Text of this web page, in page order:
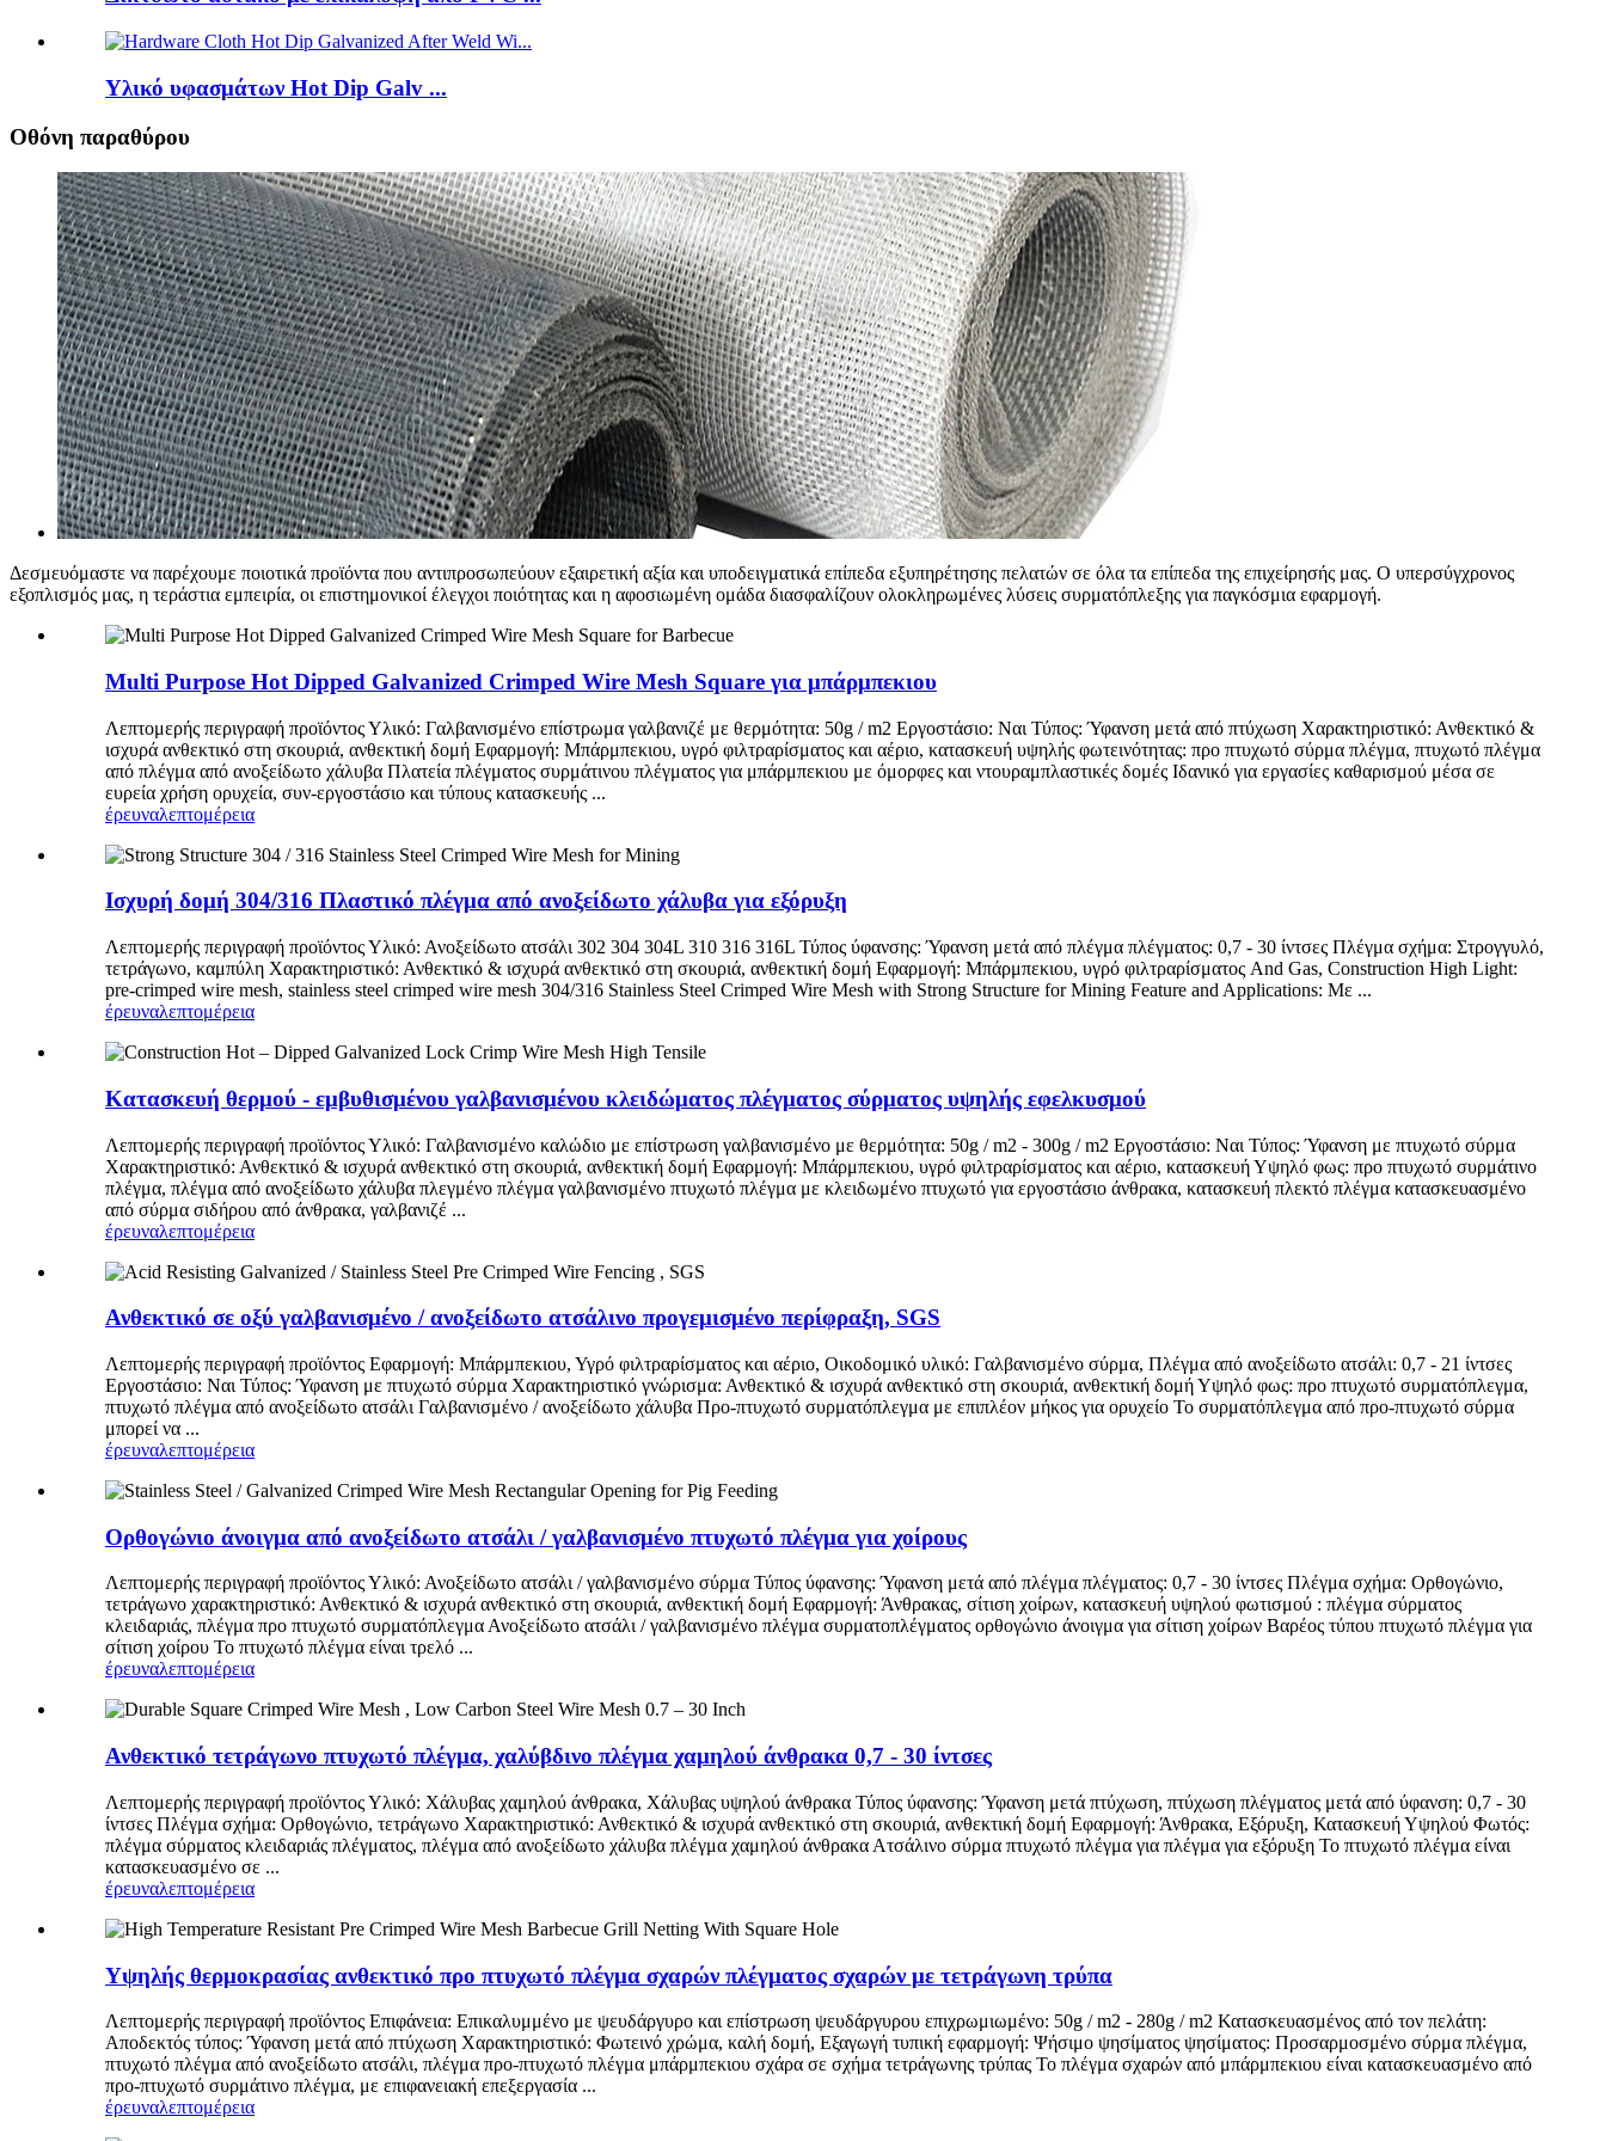
Υλικό υφασμάτων Hot Dip Galv ...
Οθόνη παραθύρου
Δεσμευόμαστε να παρέχουμε ποιοτικά προϊόντα που αντιπροσωπεύουν εξαιρετική αξία και υποδειγματικά επίπεδα εξυπηρέτησης πελατών σε όλα τα επίπεδα της επιχείρησής μας. Ο υπερσύγχρονος
εξοπλισμός μας, η τεράστια εμπειρία, οι επιστημονικοί έλεγχοι ποιότητας και η αφοσιωμένη ομάδα διασφαλίζουν ολοκληρωμένες λύσεις συρματόπλεξης για παγκόσμια εφαρμογή.
Multi Purpose Hot Dipped Galvanized Crimped Wire Mesh Square για μπάρμπεκιου
Λεπτομερής περιγραφή προϊόντος Υλικό: Γαλβανισμένο επίστρωμα γαλβανιζέ με θερμότητα: 50g / m2 Εργοστάσιο: Ναι Τύπος: Ύφανση μετά από πτύχωση Χαρακτηριστικό: Ανθεκτικό &
ισχυρά ανθεκτικό στη σκουριά, ανθεκτική δομή Εφαρμογή: Μπάρμπεκιου, υγρό φιλτραρίσματος και αέριο, κατασκευή υψηλής φωτεινότητας: προ πτυχωτό σύρμα πλέγμα, πτυχωτό πλέγμα
από πλέγμα από ανοξείδωτο χάλυβα Πλατεία πλέγματος συρμάτινου πλέγματος για μπάρμπεκιου με όμορφες και ντουραμπλαστικές δομές Ιδανικό για εργασίες καθαρισμού μέσα σε
ευρεία χρήση ορυχεία, συν-εργοστάσιο και τύπους κατασκευής ...
έρευναλεπτομέρεια
Ισχυρή δομή 304/316 Πλαστικό πλέγμα από ανοξείδωτο χάλυβα για εξόρυξη
Λεπτομερής περιγραφή προϊόντος Υλικό: Ανοξείδωτο ατσάλι 302 304 304L 310 316 316L Τύπος ύφανσης: Ύφανση μετά από πλέγμα πλέγματος: 0,7 - 30 ίντσες Πλέγμα σχήμα: Στρογγυλό,
τετράγωνο, καμπύλη Χαρακτηριστικό: Ανθεκτικό & ισχυρά ανθεκτικό στη σκουριά, ανθεκτική δομή Εφαρμογή: Μπάρμπεκιου, υγρό φιλτραρίσματος And Gas, Construction High Light:
pre-crimped wire mesh, stainless steel crimped wire mesh 304/316 Stainless Steel Crimped Wire Mesh with Strong Structure for Mining Feature and Applications: Με ...
έρευναλεπτομέρεια
Κατασκευή θερμού - εμβυθισμένου γαλβανισμένου κλειδώματος πλέγματος σύρματος υψηλής εφελκυσμού
Λεπτομερής περιγραφή προϊόντος Υλικό: Γαλβανισμένο καλώδιο με επίστρωση γαλβανισμένο με θερμότητα: 50g / m2 - 300g / m2 Εργοστάσιο: Ναι Τύπος: Ύφανση με πτυχωτό σύρμα
Χαρακτηριστικό: Ανθεκτικό & ισχυρά ανθεκτικό στη σκουριά, ανθεκτική δομή Εφαρμογή: Μπάρμπεκιου, υγρό φιλτραρίσματος και αέριο, κατασκευή Υψηλό φως: προ πτυχωτό συρμάτινο
πλέγμα, πλέγμα από ανοξείδωτο χάλυβα πλεγμένο πλέγμα γαλβανισμένο πτυχωτό πλέγμα με κλειδωμένο πτυχωτό για εργοστάσιο άνθρακα, κατασκευή πλεκτό πλέγμα κατασκευασμένο
από σύρμα σιδήρου από άνθρακα, γαλβανιζέ ...
έρευναλεπτομέρεια
Ανθεκτικό σε οξύ γαλβανισμένο / ανοξείδωτο ατσάλινο προγεμισμένο περίφραξη, SGS
Λεπτομερής περιγραφή προϊόντος Εφαρμογή: Μπάρμπεκιου, Υγρό φιλτραρίσματος και αέριο, Οικοδομικό υλικό: Γαλβανισμένο σύρμα, Πλέγμα από ανοξείδωτο ατσάλι: 0,7 - 21 ίντσες
Εργοστάσιο: Ναι Τύπος: Ύφανση με πτυχωτό σύρμα Χαρακτηριστικό γνώρισμα: Ανθεκτικό & ισχυρά ανθεκτικό στη σκουριά, ανθεκτική δομή Υψηλό φως: προ πτυχωτό συρματόπλεγμα,
πτυχωτό πλέγμα από ανοξείδωτο ατσάλι Γαλβανισμένο / ανοξείδωτο χάλυβα Προ-πτυχωτό συρματόπλεγμα με επιπλέον μήκος για ορυχείο Το συρματόπλεγμα από προ-πτυχωτό σύρμα
μπορεί να ...
έρευναλεπτομέρεια
Ορθογώνιο άνοιγμα από ανοξείδωτο ατσάλι / γαλβανισμένο πτυχωτό πλέγμα για χοίρους
Λεπτομερής περιγραφή προϊόντος Υλικό: Ανοξείδωτο ατσάλι / γαλβανισμένο σύρμα Τύπος ύφανσης: Ύφανση μετά από πλέγμα πλέγματος: 0,7 - 30 ίντσες Πλέγμα σχήμα: Ορθογώνιο,
τετράγωνο χαρακτηριστικό: Ανθεκτικό & ισχυρά ανθεκτικό στη σκουριά, ανθεκτική δομή Εφαρμογή: Άνθρακας, σίτιση χοίρων, κατασκευή υψηλού φωτισμού : πλέγμα σύρματος
κλειδαριάς, πλέγμα προ πτυχωτό συρματόπλεγμα Ανοξείδωτο ατσάλι / γαλβανισμένο πλέγμα συρματοπλέγματος ορθογώνιο άνοιγμα για σίτιση χοίρων Βαρέος τύπου πτυχωτό πλέγμα για
σίτιση χοίρου Το πτυχωτό πλέγμα είναι τρελό ...
έρευναλεπτομέρεια
Ανθεκτικό τετράγωνο πτυχωτό πλέγμα, χαλύβδινο πλέγμα χαμηλού άνθρακα 0,7 - 30 ίντσες
Λεπτομερής περιγραφή προϊόντος Υλικό: Χάλυβας χαμηλού άνθρακα, Χάλυβας υψηλού άνθρακα Τύπος ύφανσης: Ύφανση μετά πτύχωση, πτύχωση πλέγματος μετά από ύφανση: 0,7 - 30
ίντσες Πλέγμα σχήμα: Ορθογώνιο, τετράγωνο Χαρακτηριστικό: Ανθεκτικό & ισχυρά ανθεκτικό στη σκουριά, ανθεκτική δομή Εφαρμογή: Άνθρακα, Εξόρυξη, Κατασκευή Υψηλού Φωτός:
πλέγμα σύρματος κλειδαριάς πλέγματος, πλέγμα από ανοξείδωτο χάλυβα πλέγμα χαμηλού άνθρακα Ατσάλινο σύρμα πτυχωτό πλέγμα για πλέγμα για εξόρυξη Το πτυχωτό πλέγμα είναι
κατασκευασμένο σε ...
έρευναλεπτομέρεια
Υψηλής θερμοκρασίας ανθεκτικό προ πτυχωτό πλέγμα σχαρών πλέγματος σχαρών με τετράγωνη τρύπα
Λεπτομερής περιγραφή προϊόντος Επιφάνεια: Επικαλυμμένο με ψευδάργυρο και επίστρωση ψευδάργυρου επιχρωμιωμένο: 50g / m2 - 280g / m2 Κατασκευασμένος από τον πελάτη:
Αποδεκτός τύπος: Ύφανση μετά από πτύχωση Χαρακτηριστικό: Φωτεινό χρώμα, καλή δομή, Εξαγωγή τυπική εφαρμογή: Ψήσιμο ψησίματος ψησίματος: Προσαρμοσμένο σύρμα πλέγμα,
πτυχωτό πλέγμα από ανοξείδωτο ατσάλι, πλέγμα προ-πτυχωτό πλέγμα μπάρμπεκιου σχάρα σε σχήμα τετράγωνης τρύπας Το πλέγμα σχαρών από μπάρμπεκιου είναι κατασκευασμένο από
προ-πτυχωτό συρμάτινο πλέγμα, με επιφανειακή επεξεργασία ...
έρευναλεπτομέρεια